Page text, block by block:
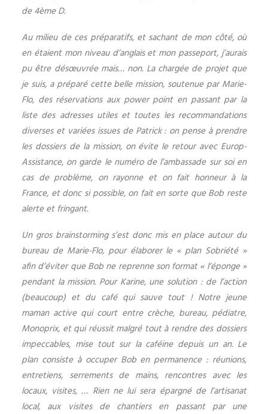
de 4ème D.
Au milieu de ces préparatifs, et sachant de mon côté, où
en étaient mon niveau d’anglais et mon passeport, j’aurais
pu être désœuvrée mais… non. La chargée de projet que
je suis, a préparé cette belle mission, soutenue par Marie-
Flo, des réservations aux power point en passant par la
liste des adresses utiles et toutes les recommandations
diverses et variées issues de Patrick : on pense à prendre
les dossiers de la mission, on évite le retour avec Europ-
Assistance, on garde le numéro de l’ambassade sur soi en
cas de problème, on rayonne et on fait honneur à la
France, et donc si possible, on fait en sorte que Bob reste
alerte et fringant.
Un gros brainstorming s’est donc mis en place autour du
bureau de Marie-Flo, pour élaborer le « plan Sobriété »
afin d’éviter que Bob ne reprenne son format « l’éponge »
pendant la mission. Pour Karine, une solution : de l’action
(beaucoup) et du café qui sauve tout ! Notre jeune
maman active qui court entre crèche, bureau, pédiatre,
Monoprix, et qui réussit malgré tout à rendre des dossiers
impeccables, mise tout sur la caféine depuis un an. Le
plan consiste à occuper Bob en permanence : réunions,
entretiens, serrements de mains, rencontres avec les
locaux, visites, … Rien ne lui sera épargné de l’artisanat
local, aux visites de chantiers en passant par une